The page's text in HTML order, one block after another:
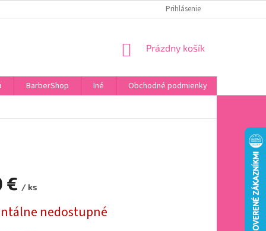
HODNOTENIE OBCHODUPrihlásenie
NÁKUPNÝ
Prázdny košík
BarberShop Iné Obchodné podmienky
€ / ks
nedostupné